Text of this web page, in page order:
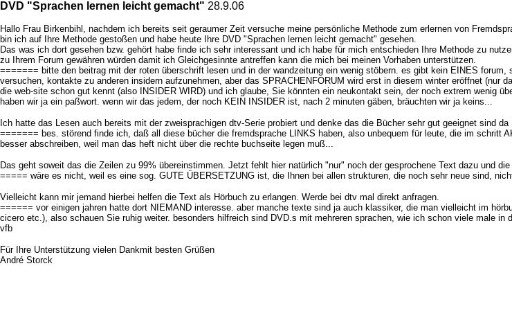
DVD "Sprachen lernen leicht gemacht" 28.9.06
Hallo Frau Birkenbihl, nachdem ich bereits seit geraumer Zeit versuche meine persönliche Methode zum erlernen von
bin ich auf Ihre Methode gestoßen und habe heute Ihre DVD "Sprachen lernen leicht gemacht" gesehen.
Das was ich dort gesehen bzw. gehört habe finde ich sehr interessant und ich habe für mich entschieden Ihre Methode zu
zu Ihrem Forum gewähren würden damit ich Gleichgesinnte antreffen kann die mich bei meinen Vorhaben unterstützen.
======= bitte den beitrag mit der roten überschrift lesen und in der wandzeitung ein wenig stöbern. es gibt kein EINES
versuchen, kontakte zu anderen insidern aufzunehmen, aber das SPRACHENFORUM wird erst in diesem winter eröffnet
die web-site schon gut kennt (also INSIDER WIRD) und ich glaube, Sie könnten ein neukontakt sein, der noch extrem wenig
haben wir ja ein paßwort. wenn wir das jedem, der noch KEIN INSIDER ist, nach 2 minuten gäben, bräuchten wir ja keins...
Ich hatte das Lesen auch bereits mit der zweisprachigen dtv-Serie probiert und denke das die Bücher sehr gut geeignet sind
======= bes. störend finde ich, daß all diese bücher die fremdsprache LINKS haben, also unbequem für leute, die im schritt
besser abschreiben, weil man das heft nicht über die rechte buchseite legen muß...
Das geht soweit das die Zeilen zu 99% übereinstimmen. Jetzt fehlt hier natürlich "nur" noch der gesprochene Text dazu und
===== wäre es nicht, weil es eine sog. GUTE ÜBERSETZUNG ist, die Ihnen bei allen strukturen, die noch sehr neue sind,
Vielleicht kann mir jemand hierbei helfen die Text als Hörbuch zu erlangen. Werde bei dtv mal direkt anfragen.
====== vor einigen jahren hatte dort NIEMAND interesse. aber manche texte sind ja auch klassiker, die man vielleicht im
cicero etc.), also schauen Sie ruhig weiter. besonders hilfreich sind DVD.s mit mehreren sprachen, wie ich schon viele male in
vfb
Für Ihre Unterstützung vielen Dankmit besten Grüßen
André Storck